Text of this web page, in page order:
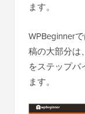
ます。
WPBeginner
稿の大部分は
をステップバ
ます。